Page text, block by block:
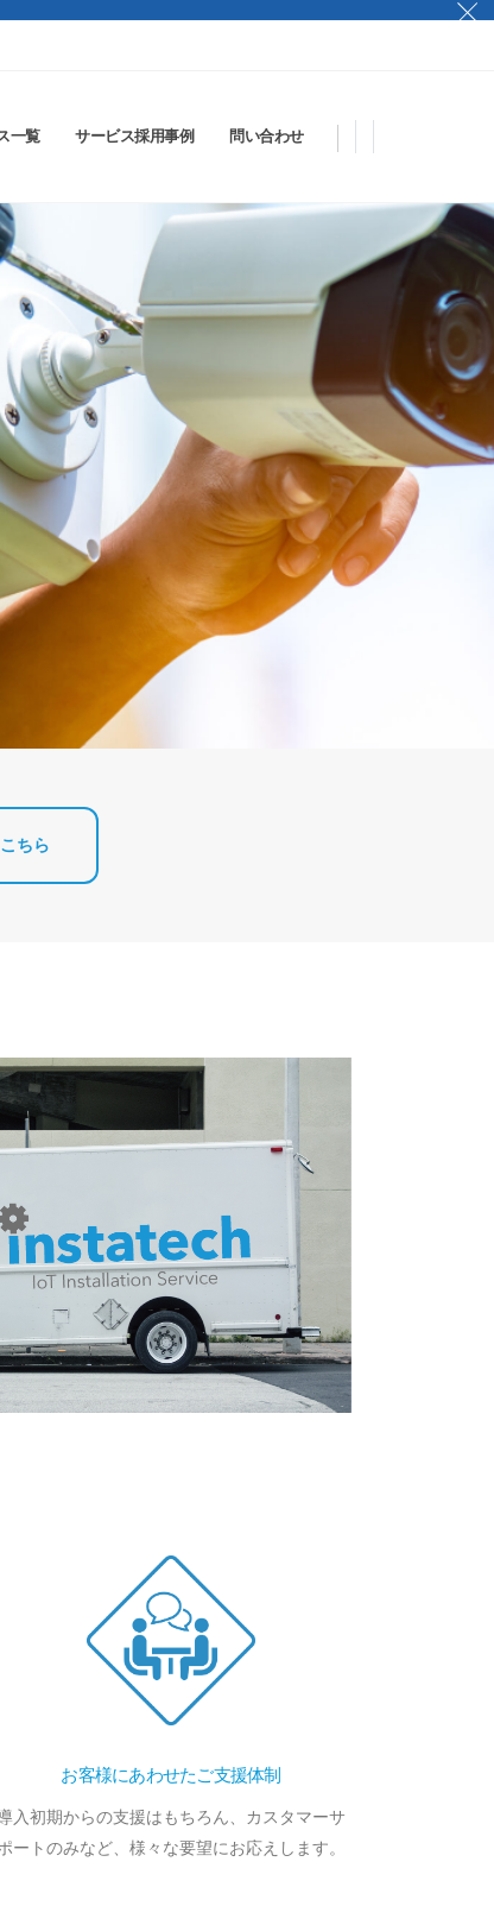
一覧 サービス採用事例 問い合わせ
ちら
お客様にあわせたご支援体制
入初期からの支援はもちろん、カスタマーサ
ートのみなど、様々な要望にお応えします。